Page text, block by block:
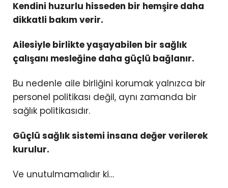
Kendini huzurlu hisseden bir hemşire daha
dikkatli bakım verir.
Ailesiyle birlikte yaşayabilen bir sağlık
çalışanı mesleğine daha güçlü bağlanır.
Bu nedenle aile birliğini korumak yalnızca bir
personel politikası değil, aynı zamanda bir
sağlık politikasıdır.
Güçlü sağlık sistemi insana değer verilerek
kurulur.
Ve unutulmamalıdır ki…